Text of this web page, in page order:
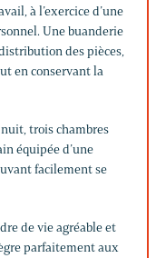
à l’exercice d’une
Une buanderie
des pièces,
en conservant la
nuit, trois chambres
équipée d’une
facilement se
de vie agréable et
parfaitement aux